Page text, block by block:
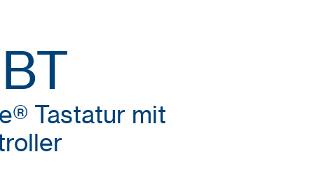
Tastatur mit